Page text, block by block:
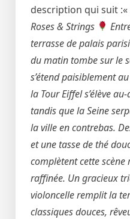
description qui suit :«
Roses & Strings
terrasse de palais
du matin tombe sur le
s’étend paisiblement
la Tour Eiffel s’élève
tandis que la Seine
la ville en contrebas.
et une tasse de thé
complètent cette
raffinée. Un gracieux
violoncelle remplit la
classiques douces,